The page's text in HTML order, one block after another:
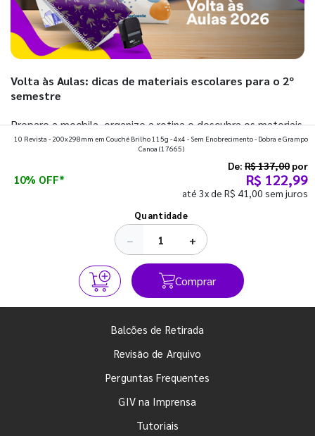
Volta às Aulas: dicas de materiais escolares para o 2º
semestre
Prepare a mochila, organize a rotina e descubra os materiais
que fazem toda diferença para começar o segundo
10 Revista - 200x298mm em Couché Brilho 115g - 4x4 - Sem Enobrecimento - Dobra e Grampo
Canoa (17665)
10% OFF*
De: R$ 137,00 por
R$ 122,99
até 3x de R$ 41,00 sem juros
Quantidade
− +
Comprar
Balcões de Retirada
Revisão de Arquivo
Perguntas Frequentes
GIV na Imprensa
Tutoriais